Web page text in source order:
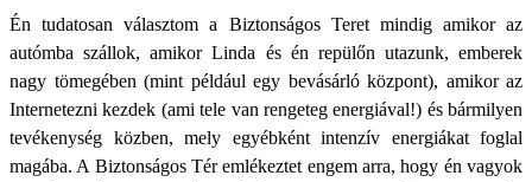
Én tudatosan választom a Biztonságos Teret mindig amikor az
autómba szállok, amikor Linda és én repülőn utazunk, emberek
nagy tömegében (mint például egy bevásárló központ), amikor az
Internetezni kezdek (ami tele van rengeteg energiával!) és bármilyen
tevékenység közben, mely egyébként intenzív energiákat foglal
magába. A Biztonságos Tér emlékeztet engem arra, hogy én vagyok